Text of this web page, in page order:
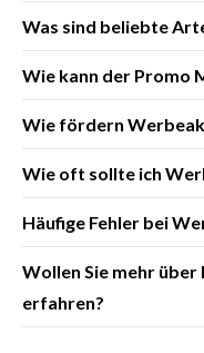
Was sind beliebte
Wie kann der Promo
Wie fördern
Wie oft sollte ich
Häufige Fehler bei
Wollen Sie mehr
erfahren?